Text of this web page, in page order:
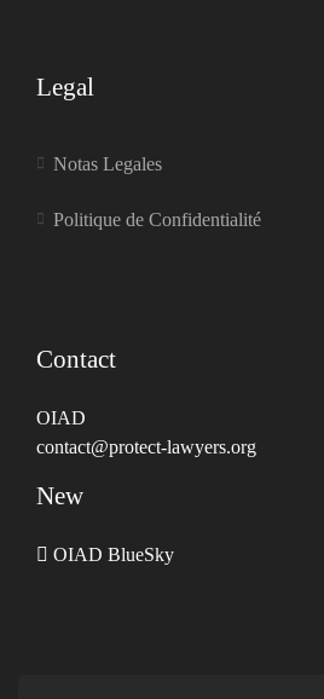
Legal
Notas Legales
Politique de Confidentialité
Contact
OIAD
contact@protect-lawyers.org
New
OIAD BlueSky